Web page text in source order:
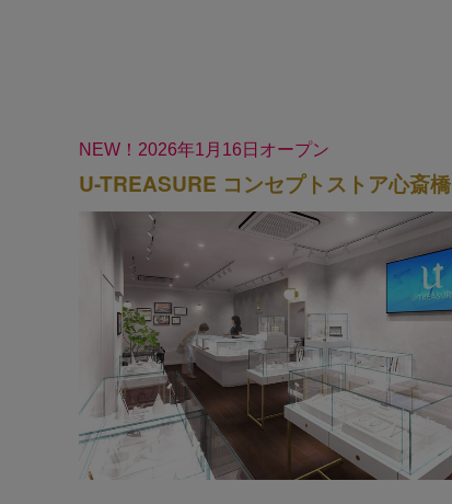
NEW！2026年1月16日オープン
U-TREASURE コンセプトストア心斎橋